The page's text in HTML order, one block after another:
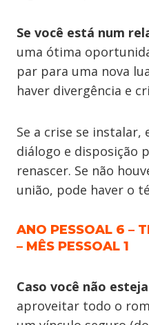
Se você está num
uma ótima
par para uma nova
haver divergência e
Se a crise se
diálogo e disposição
renascer. Se não
união, pode haver o
ANO PESSOAL 6 –
– MÊS PESSOAL 1
Caso você não
aproveitar todo o